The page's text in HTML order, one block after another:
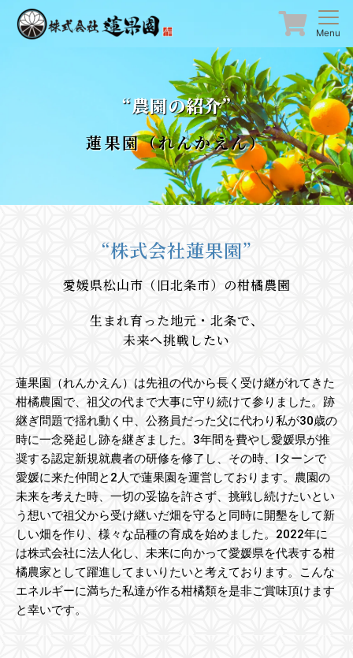
Menu
“農園の紹介”
蓮果園（れんかえん）
“株式会社蓮果園”
愛媛県松山市（旧北条市）の柑橘農園
生まれ育った地元・北条で、
未来へ挑戦したい
蓮果園（れんかえん）は先祖の代から長く受け継がれてきた
柑橘農園で、祖父の代まで大事に守り続けて参りました。跡
継ぎ問題で揺れ動く中、公務員だった父に代わり私が30歳の
時に一念発起し跡を継ぎました。3年間を費やし愛媛県が推
奨する認定新規就農者の研修を修了し、その時、Iターンで
愛媛に来た仲間と2人で蓮果園を運営しております。農園の
未来を考えた時、一切の妥協を許さず、挑戦し続けたいとい
う想いで祖父から受け継いだ畑を守ると同時に開墾をして新
しい畑を作り、様々な品種の育成を始めました。2022年に
は株式会社に法人化し、未来に向かって愛媛県を代表する柑
橘農家として躍進してまいりたいと考えております。こんな
エネルギーに満ちた私達が作る柑橘類を是非ご賞味頂けます
と幸いです。